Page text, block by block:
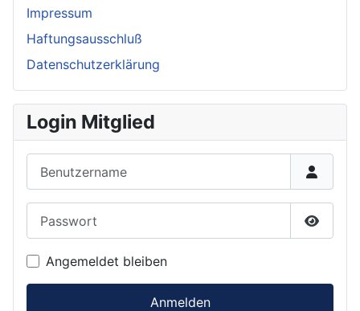
Impressum
Haftungsausschluß
Datenschutzerklärung
Login Mitglied
Angemeldet bleiben
Anmelden